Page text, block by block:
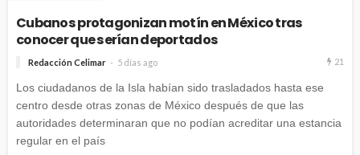
Cubanos protagonizan motín en México tras
conocer que serían deportados
Redacción Celimar 5 días ago 21
Los ciudadanos de la Isla habían sido trasladados hasta ese
centro desde otras zonas de México después de que las
autoridades determinaran que no podían acreditar una estancia
regular en el país